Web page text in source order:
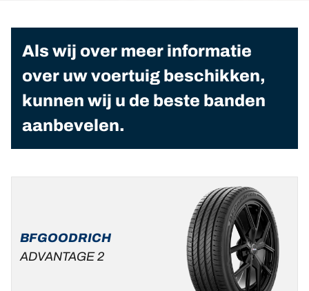
Als wij over meer informatie
over uw voertuig beschikken,
kunnen wij u de beste banden
aanbevelen.
BFGOODRICH
ADVANTAGE 2